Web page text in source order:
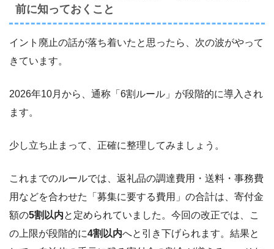
前に知っておくこと
イント廃止の話が落ち着いたと思ったら、次の波がやって
きています。
2026年10月から、通称「6割ルール」が段階的に導入され
ます。
少し立ち止まって、正確に整理してみましょう。
これまでのルールでは、返礼品の調達費用・送料・事務費
用などを合わせた「募集に要する費用」の合計は、寄付金
額の5割以内と定められていました。今回の改正では、こ
の上限が段階的に4割以内へと引き下げられます。結果と